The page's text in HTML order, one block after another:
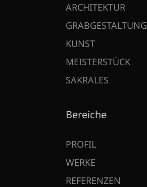
ARCHITEKTUR
GRABGESTALTUNG
KUNST
MEISTERSTÜCK
SAKRALES
Bereiche
PROFIL
WERKE
REFERENZEN